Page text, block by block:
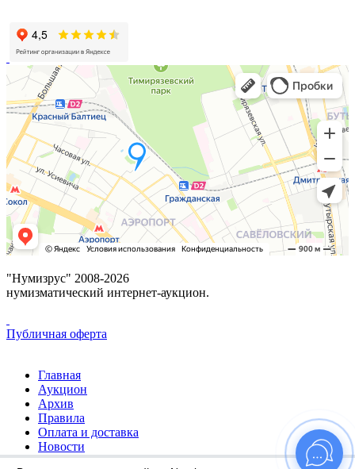
"Нумизрус" 2008-2026
нумизматический интернет-аукцион.
Публичная оферта
Главная
Аукцион
Архив
Правила
Оплата и доставка
Новости
Избранное